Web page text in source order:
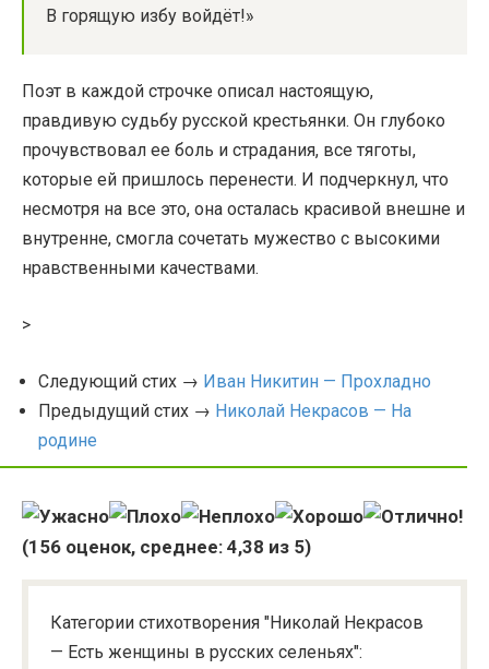
В горящую избу войдёт!»
Поэт в каждой строчке описал настоящую,
правдивую судьбу русской крестьянки. Он глубоко
прочувствовал ее боль и страдания, все тяготы,
которые ей пришлось перенести. И подчеркнул, что
несмотря на все это, она осталась красивой внешне и
внутренне, смогла сочетать мужество с высокими
нравственными качествами.
>
Следующий стих → Иван Никитин — Прохладно
Предыдущий стих → Николай Некрасов — На
родине
(156 оценок, среднее: 4,38 из 5)
Категории стихотворения "Николай Некрасов
— Есть женщины в русских селеньях":